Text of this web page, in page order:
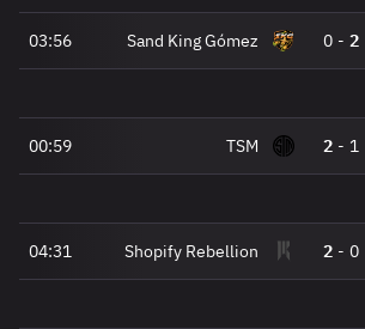
03:56 Sand King Gómez 0 - 2
00:59 TSM 2 - 1
04:31 Shopify Rebellion 2 - 0